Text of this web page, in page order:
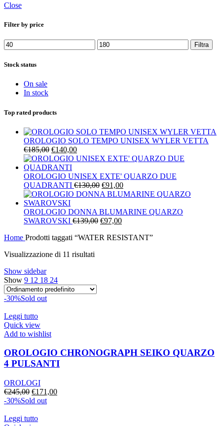
Close
Filter by price
Prezzo
Min
Prezzo
Max
Filtra
Stock status
On sale
In stock
Top rated products
OROLOGIO SOLO TEMPO UNISEX WYLER VETTA
€185,00 Il
prezzo
originale
era:
€185,00.
€140,00Il
prezzo
è:
€140,00.
OROLOGIO UNISEX EXTE' QUARZO DUE
QUADRANTI €130,00 Il
prezzo
era:
€130,00.
€91,00Il
prezzo
è:
OROLOGIO DONNA BLUMARINE QUARZO
SWAROVSKI €139,00 Il
originale
€97,00Il
attuale
Home Prodotti taggati “WATER RESISTANT”
Visualizzazione di 11 risultati
Show sidebar
Show 9 12 18 24
-30%Sold out
Leggi tutto
Quick view
Add to wishlist
OROLOGIO CHRONOGRAPH SEIKO QUARZO
4 PULSANTI
OROLOGI
€245,00 Il
prezzo
era:
€171,00Il
-30%Sold out
Leggi tutto